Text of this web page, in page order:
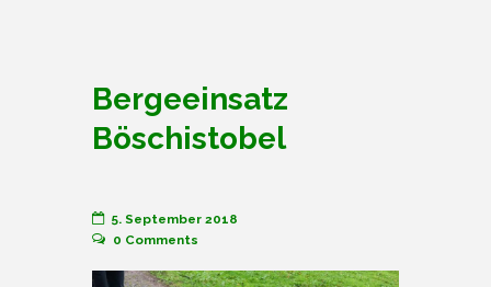
Bergeeinsatz
Böschistobel
5. September 2018
0 Comments